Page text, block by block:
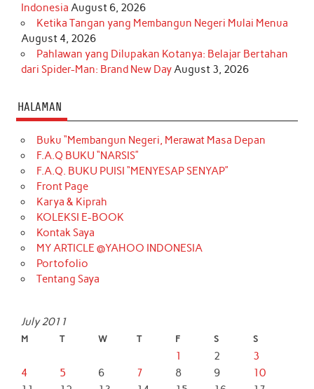
Indonesia August 6, 2026
Ketika Tangan yang Membangun Negeri Mulai Menua
August 4, 2026
Pahlawan yang Dilupakan Kotanya: Belajar Bertahan
dari Spider-Man: Brand New DayAugust 3, 2026
HALAMAN
Buku “Membangun Negeri, Merawat Masa Depan
F.A.Q BUKU “NARSIS”
F.A.Q. BUKU PUISI “MENYESAP SENYAP”
Front Page
Karya & Kiprah
KOLEKSI E-BOOK
Kontak Saya
MY ARTICLE @YAHOO INDONESIA
Portofolio
Tentang Saya
July 2011
M T W T F S S
1 2
3
4
5 6 7 8 9
10